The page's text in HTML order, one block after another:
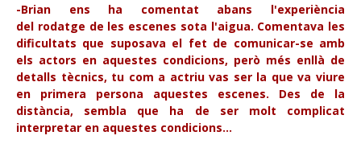
-Brian ens ha comentat abans l'experiència
del rodatge de les escenes sota l'aigua. Comentava les
dificultats que suposava el fet de comunicar-se amb
els actors en aquestes condicions, però més enllà de
detalls tècnics, tu com a actriu vas ser la que va viure
en primera persona aquestes escenes. Des de la
distància, sembla que ha de ser molt complicat
interpretar en aquestes condicions...